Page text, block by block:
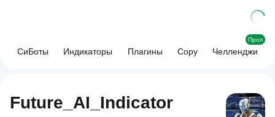
СиБоты Индикаторы Плагины Copy Челленджи
Проп
Future_AI_Indicator